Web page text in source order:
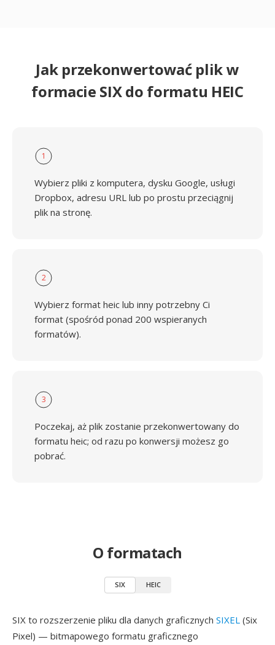
Jak przekonwertować plik w
formacie SIX do formatu HEIC
1
Wybierz pliki z komputera, dysku Google, usługi
Dropbox, adresu URL lub po prostu przeciągnij
plik na stronę.
2
Wybierz format heic lub inny potrzebny Ci
format (spośród ponad 200 wspieranych
formatów).
3
Poczekaj, aż plik zostanie przekonwertowany do
formatu heic; od razu po konwersji możesz go
pobrać.
O formatach
SIX HEIC
SIX to rozszerzenie pliku dla danych graficznych SIXEL (Six
Pixel) — bitmapowego formatu graficznego